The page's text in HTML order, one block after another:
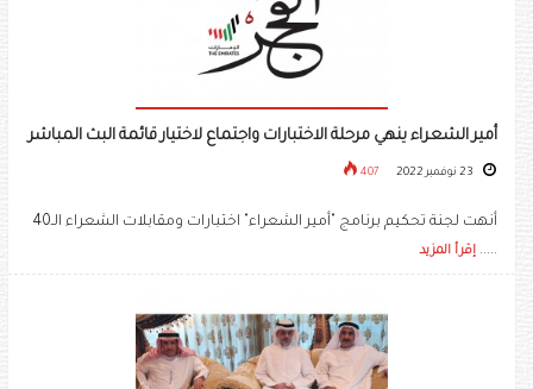
أمير الشعراء ينهي مرحلة الاختبارات واجتماع لاختيار قائمة البث المباشر
407
أنهت لجنة تحكيم برنامج "أمير الشعراء" اختبارات ومقابلات الشعراء الـ40
..... إقرأ المزيد